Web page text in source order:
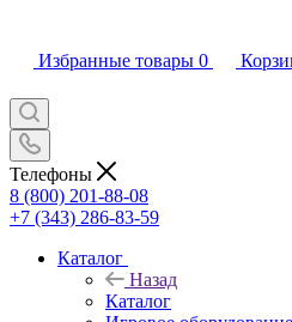
Избранные товары 0
Телефоны
8 (800) 201-88-08
+7 (343) 286-83-59
Каталог
Назад
Каталог